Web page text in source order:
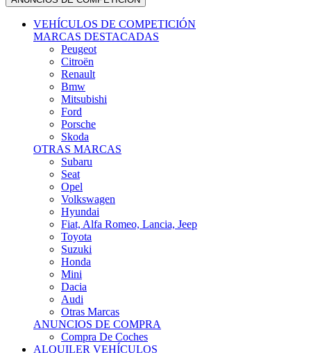
VEHÍCULOS DE COMPETICIÓN
MARCAS DESTACADAS
Peugeot
Citroën
Renault
Bmw
Mitsubishi
Ford
Porsche
Skoda
OTRAS MARCAS
Subaru
Seat
Opel
Volkswagen
Hyundai
Fiat, Alfa Romeo, Lancia, Jeep
Toyota
Suzuki
Honda
Mini
Dacia
Audi
Otras Marcas
ANUNCIOS DE COMPRA
Compra De Coches
ALQUILER VEHÍCULOS
ALQUILER VEHÍCULOS